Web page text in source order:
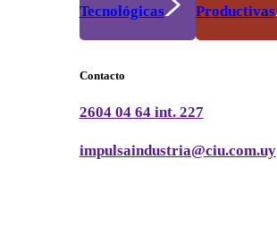
Tecnológicas Productivas
Contacto
2604 04 64 int. 227
impulsaindustria@ciu.com.uy